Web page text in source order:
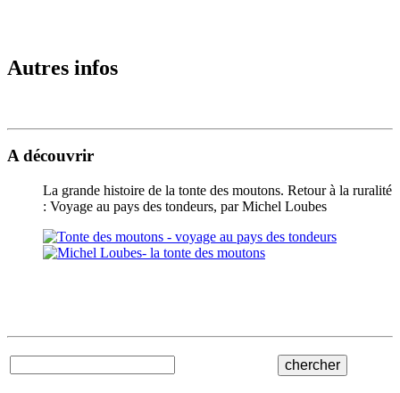
Autres infos
A découvrir
La grande histoire de la tonte des moutons. Retour à la ruralité
: Voyage au pays des tondeurs, par Michel Loubes